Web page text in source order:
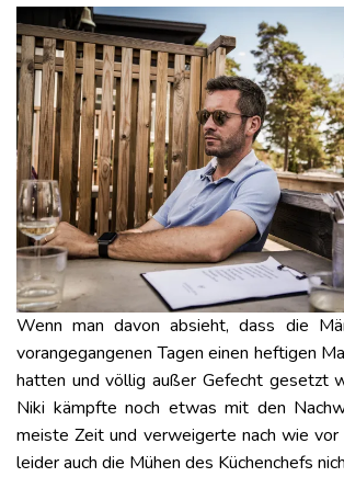
Wenn man davon absieht, dass die
vorangegangenen Tagen einen heftigen
hatten und völlig außer Gefecht gesetzt
Niki kämpfte noch etwas mit den
meiste Zeit und verweigerte nach wie vor
leider auch die Mühen des Küchenchefs